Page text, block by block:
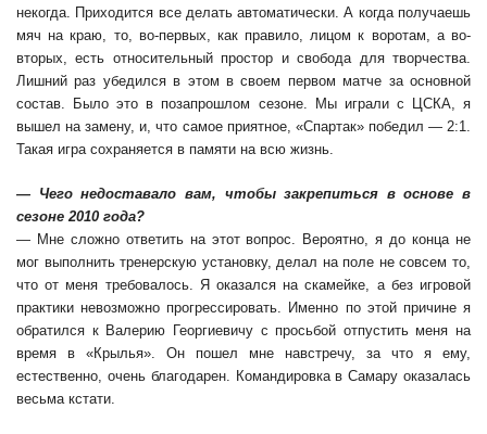
некогда. Приходится все делать автоматически. А когда получаешь
мяч на краю, то, во-первых, как правило, лицом к воротам, а во-
вторых, есть относительный простор и свобода для творчества.
Лишний раз убедился в этом в своем первом матче за основной
состав. Было это в позапрошлом сезоне. Мы играли с ЦСКА, я
вышел на замену, и, что самое приятное, «Спартак» победил — 2:1.
Такая игра сохраняется в памяти на всю жизнь.
— Чего недоставало вам, чтобы закрепиться в основе в
сезоне 2010 года?
— Мне сложно ответить на этот вопрос. Вероятно, я до конца не
мог выполнить тренерскую установку, делал на поле не совсем то,
что от меня требовалось. Я оказался на скамейке, а без игровой
практики невозможно прогрессировать. Именно по этой причине я
обратился к Валерию Георгиевичу с просьбой отпустить меня на
время в «Крылья». Он пошел мне навстречу, за что я ему,
естественно, очень благодарен. Командировка в Самару оказалась
весьма кстати.